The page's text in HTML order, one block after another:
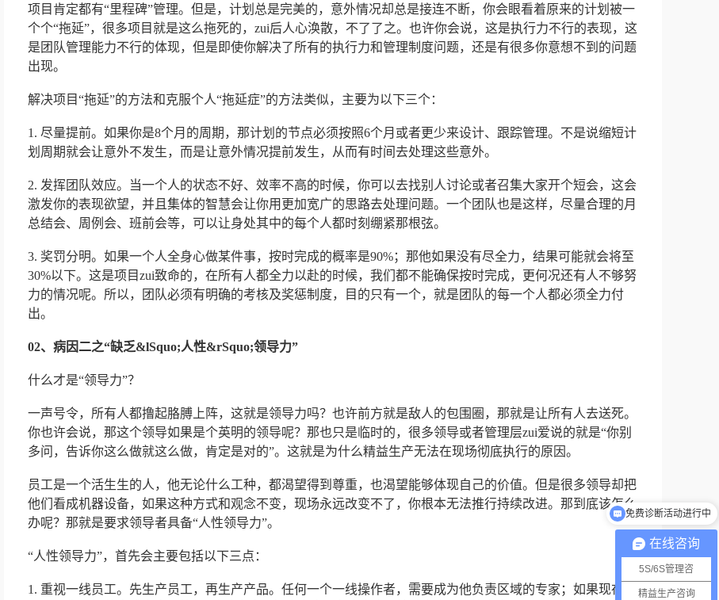
项目肯定都有“里程碑”管理。但是，计划总是完美的，意外情况却总是接连不断，你会眼看着原来的计划被一
个个“拖延”，很多项目就是这么拖死的，zui后人心涣散，不了了之。也许你会说，这是执行力不行的表现，这
是团队管理能力不行的体现，但是即使你解决了所有的执行力和管理制度问题，还是有很多你意想不到的问题
出现。
解决项目“拖延”的方法和克服个人“拖延症”的方法类似，主要为以下三个：
1. 尽量提前。如果你是8个月的周期，那计划的节点必须按照6个月或者更少来设计、跟踪管理。不是说缩短计
划周期就会让意外不发生，而是让意外情况提前发生，从而有时间去处理这些意外。
2. 发挥团队效应。当一个人的状态不好、效率不高的时候，你可以去找别人讨论或者召集大家开个短会，这会
激发你的表现欲望，并且集体的智慧会让你用更加宽广的思路去处理问题。一个团队也是这样，尽量合理的月
总结会、周例会、班前会等，可以让身处其中的每个人都时刻绷紧那根弦。
3. 奖罚分明。如果一个人全身心做某件事，按时完成的概率是90%；那他如果没有尽全力，结果可能就会将至
30%以下。这是项目zui致命的，在所有人都全力以赴的时候，我们都不能确保按时完成，更何况还有人不够努
力的情况呢。所以，团队必须有明确的考核及奖惩制度，目的只有一个，就是团队的每一个人都必须全力付
出。
02、病因二之“缺乏&lSquo;人性&rSquo;领导力”
什么才是“领导力”？
一声号令，所有人都撸起胳膊上阵，这就是领导力吗？也许前方就是敌人的包围圈，那就是让所有人去送死。
你也许会说，那这个领导如果是个英明的领导呢？那也只是临时的，很多领导或者管理层zui爱说的就是“你别
多问，告诉你这么做就这么做，肯定是对的”。这就是为什么精益生产无法在现场彻底执行的原因。
员工是一个活生生的人，他无论什么工种，都渴望得到尊重，也渴望能够体现自己的价值。但是很多领导却把
他们看成机器设备，如果这种方式和观念不变，现场永远改变不了，你根本无法推行持续改进。那到底该怎么
办呢？那就是要求领导者具备“人性领导力”。
“人性领导力”，首先会主要包括以下三点：
1. 重视一线员工。先生产员工，再生产产品。任何一个一线操作者，需要成为他负责区域的专家；如果现在不
在线咨询
5S/6S管理咨
精益生产咨询
方案量身定制更有效